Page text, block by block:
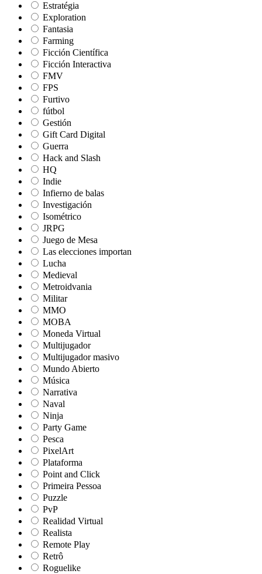
Estratégia
Exploration
Fantasia
Farming
Ficción Científica
Ficción Interactiva
FMV
FPS
Furtivo
fútbol
Gestión
Gift Card Digital
Guerra
Hack and Slash
HQ
Indie
Infierno de balas
Investigación
Isométrico
JRPG
Juego de Mesa
Las elecciones importan
Lucha
Medieval
Metroidvania
Militar
MMO
MOBA
Moneda Virtual
Multijugador
Multijugador masivo
Mundo Abierto
Música
Narrativa
Naval
Ninja
Party Game
Pesca
PixelArt
Plataforma
Point and Click
Primeira Pessoa
Puzzle
PvP
Realidad Virtual
Realista
Remote Play
Retrô
Roguelike